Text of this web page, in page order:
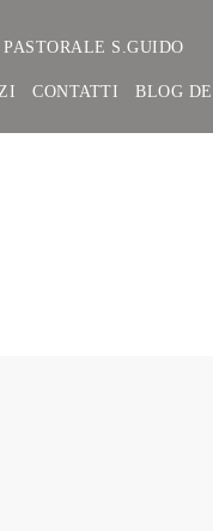
S.GUIDO
CONTATTI BLOG